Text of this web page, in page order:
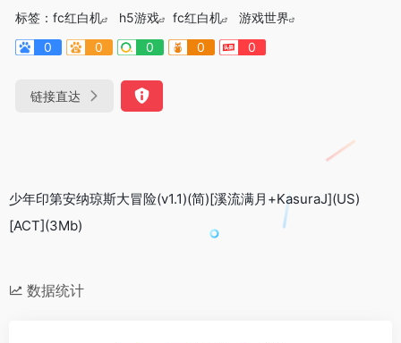
标签： fc红白机 h5游戏 fc红白机
游戏世界
0
0 0 0 0
链接直达
少年印第安纳琼斯大冒险(v1.1)(简)[溪流满月+KasuraJ](US)
[ACT](3Mb)
数据统计